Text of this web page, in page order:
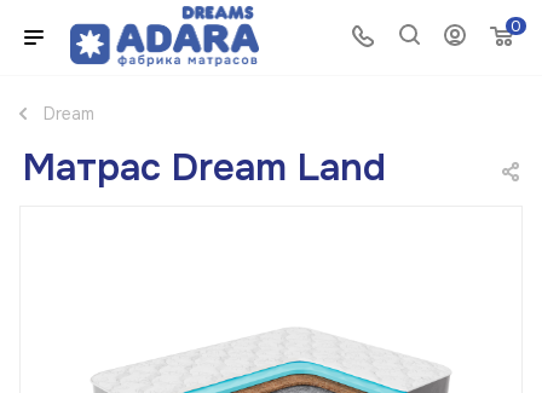
0
Dream
Матрас Dream Land